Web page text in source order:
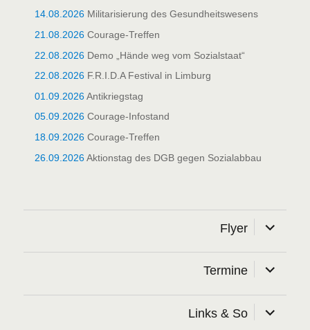
14.08.2026 Militarisierung des Gesundheitswesens
21.08.2026 Courage-Treffen
22.08.2026 Demo „Hände weg vom Sozialstaat“
22.08.2026 F.R.I.D.A Festival in Limburg
01.09.2026Antikriegstag
05.09.2026 Courage-Infostand
18.09.2026 Courage-Treffen
26.09.2026Aktionstag des DGB gegen Sozialabbau
Flyer öffnen
Termine öffnen
Links & So öffnen